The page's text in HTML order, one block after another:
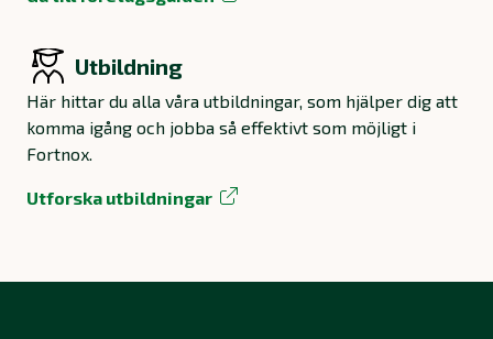
Utbildning
Här hittar du alla våra utbildningar, som hjälper dig att
komma igång och jobba så effektivt som möjligt i
Fortnox.
Utforska utbildningar